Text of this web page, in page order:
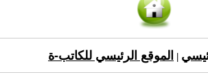
الموقع الرئيسي للكاتب-ة